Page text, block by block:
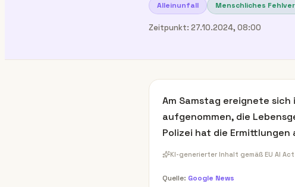
Alleinunfall Menschliches
Zeitpunkt: 27.10.2024, 08:00
Am Samstag ereignete
aufgenommen, die
Polizei hat die Ermittlungen
KI-generierter Inhalt gemäß EU AI
Quelle: Google News